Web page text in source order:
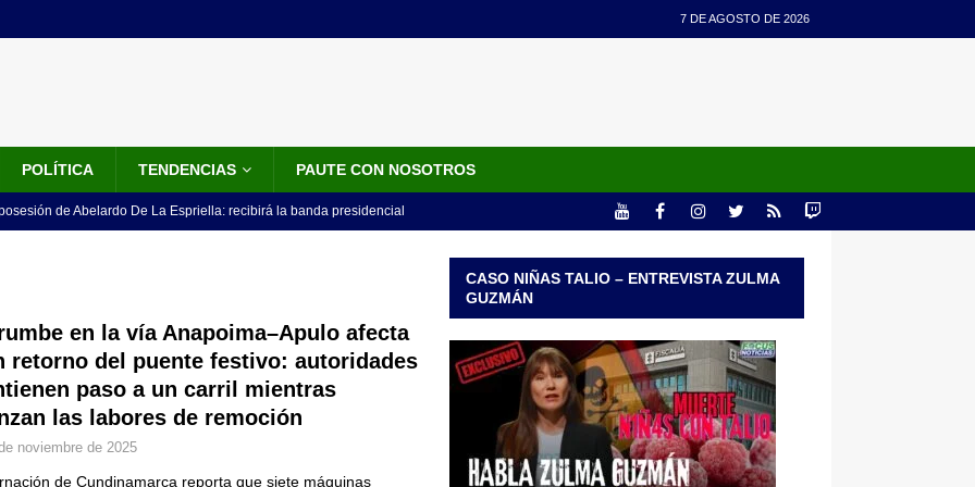
7 DE AGOSTO DE 2026
POLÍTICA TENDENCIAS PAUTE CON NOSOTROS
de Abelardo De La Espriella: recibirá la banda presidencial
LO ÚLTIMO
de la banda presidencial que portará Abelardo De La
de un sastre colombiano reconocido en el mundo
Fiscalía amplía investigación por presunto lavado de activos y
en la vía Anapoima–Apulo afecta
retorno del puente festivo: autoridades
paso a un carril mientras
las labores de remoción
noviembre de 2025
de Cundinamarca reporta que siete máquinas
CASO NIÑAS TALIO – ENTREVISTA ZULMA
GUZMÁN